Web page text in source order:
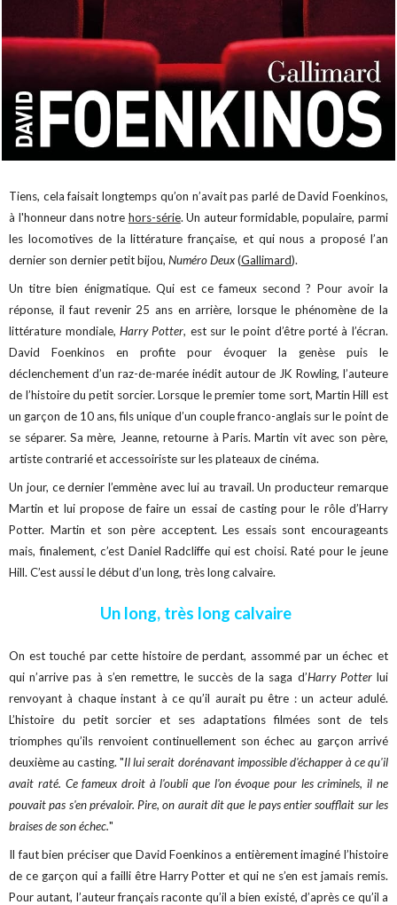
Tiens, cela faisait longtemps qu’on n’avait pas parlé de David Foenkinos,
à l'honneur dans notre hors-série. Un auteur formidable, populaire, parmi
les locomotives de la littérature française, et qui nous a proposé l’an
dernier son dernier petit bijou,Numéro Deux(Gallimard).
Un titre bien énigmatique. Qui est ce fameux second ? Pour avoir la
réponse, il faut revenir 25 ans en arrière, lorsque le phénomène de la
littérature mondiale, Harry Potter, est sur le point d’être porté à l’écran.
David Foenkinos en profite pour évoquer la genèse puis le
déclenchement d’un raz-de-marée inédit autour de JK Rowling, l’auteure
de l’histoire du petit sorcier. Lorsque le premier tome sort, Martin Hill est
un garçon de 10 ans, fils unique d’un couple franco-anglais sur le point de
se séparer. Sa mère, Jeanne, retourne à Paris. Martin vit avec son père,
artiste contrarié et accessoiriste sur les plateaux de cinéma.
Un jour, ce dernier l’emmène avec lui au travail. Un producteur remarque
Martin et lui propose de faire un essai de casting pour le rôle d’Harry
Potter. Martin et son père acceptent. Les essais sont encourageants
mais, finalement, c’est Daniel Radcliffe qui est choisi. Raté pour le jeune
Hill. C’est aussi le début d’un long, très long calvaire.
Un long, très long calvaire
On est touché par cette histoire de perdant, assommé par un échec et
qui n’arrive pas à s’en remettre, le succès de la saga d’Harry Potterlui
renvoyant à chaque instant à ce qu’il aurait pu être : un acteur adulé.
L’histoire du petit sorcier et ses adaptations filmées sont de tels
triomphes qu’ils renvoient continuellement son échec au garçon arrivé
deuxième au casting. "Il lui serait dorénavant impossible d'échapper à ce qu'il
avait raté. Ce fameux droit à l'oubli que l'on évoque pour les criminels, il ne
pouvait pas s'en prévaloir. Pire, on aurait dit que le pays entier soufflait sur les
braises de son échec."
Il faut bien préciser que David Foenkinos a entièrement imaginé l’histoire
de ce garçon qui a failli être Harry Potter et qui ne s’en est jamais remis.
Pour autant, l’auteur français raconte qu’il a bien existé, d’après ce qu’il a